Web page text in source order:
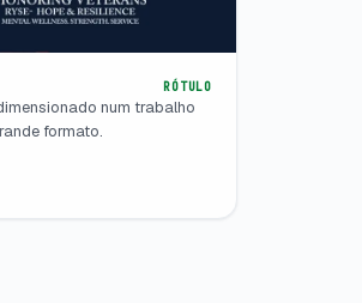
RÓTULO
num trabalho
formato.